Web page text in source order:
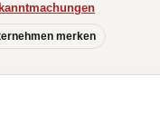
merken